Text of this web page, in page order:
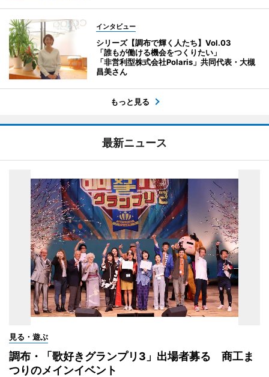
インタビュー
シリーズ【調布で輝く人たち】Vol.03
「誰もが働ける機会をつくりたい」
「非営利型株式会社Polaris」共同代表・大槻
昌美さん
もっと見る
最新ニュース
見る・遊ぶ
調布・「歌好きグランプリ3」出場者募る 商工ま
つりのメインイベント